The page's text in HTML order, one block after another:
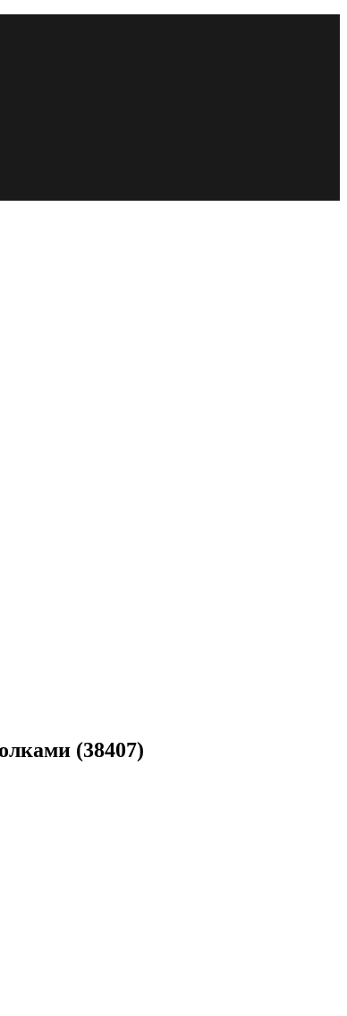
(38407)